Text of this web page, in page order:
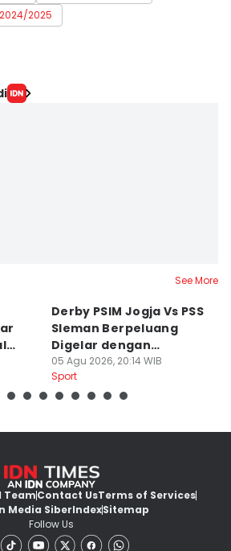
2025
See More
Derby PSIM Jogja Vs PSS
Sleman Berpeluang
Digelar dengan
Penonton
05 Agu 2026, 20:14 WIB
Sport
TeamContact UsTerms of Services
Media SiberIndexSitemap
Follow Us